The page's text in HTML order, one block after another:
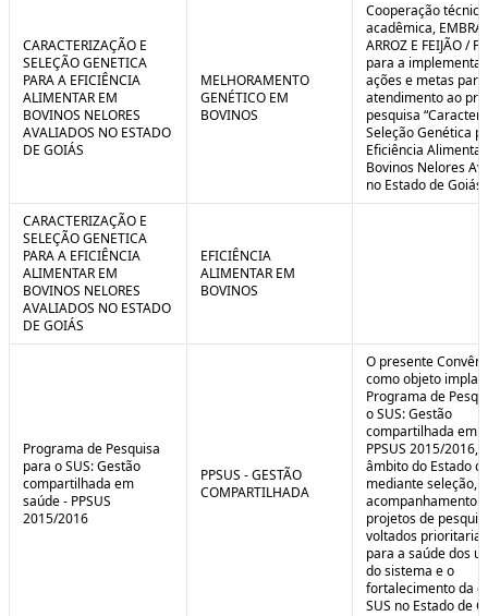
o
n
l
t
u
o
t
r
r
CARACTERIZAÇÃO E
SELEÇÃO GENETICA
PARA A EFICIÊNCIA
ALIMENTAR EM
BOVINOS NELORES
AVALIADOS NO ESTADO
DE GOIÁS
MELHORAMENTO
GENÉTICO EM
BOVINOS
Cooperação
acadêmica,
ARROZ E FEIJÃO /
para a
ações e metas
atendimento ao
pesquisa
Seleção Genética
Eficiência
Bovinos Nelores
no Estado de
CARACTERIZAÇÃO E
SELEÇÃO GENETICA
PARA A EFICIÊNCIA
ALIMENTAR EM
BOVINOS NELORES
AVALIADOS NO ESTADO
DE GOIÁS
EFICIÊNCIA
ALIMENTAR EM
BOVINOS
Programa de Pesquisa
para o SUS: Gestão
compartilhada em
saúde - PPSUS
2015/2016
PPSUS - GESTÃO
COMPARTILHADA
O presente
como objeto
Programa de
o SUS: Gestão
compartilhada em
PPSUS 2015/2016,
âmbito do Estado
mediante seleção,
acompanhamento
projetos de
voltados
para a saúde dos
do sistema e o
fortalecimento da
SUS no Estado de